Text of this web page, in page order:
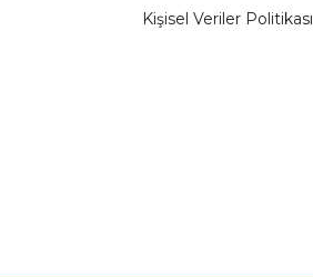
Kişisel Veriler Politikası